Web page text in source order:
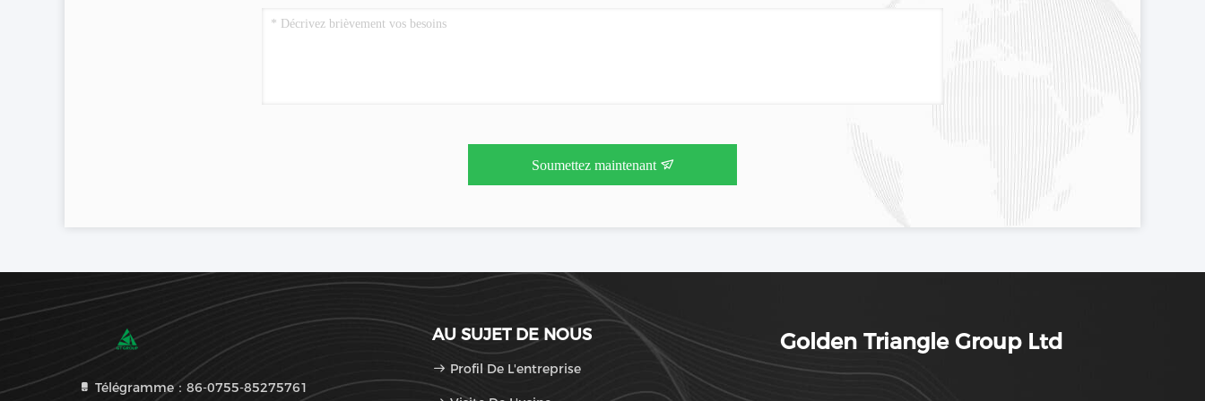
Soumettez maintenant
Télégramme：86-0755-85275761
AU SUJET DE NOUS
Profil De L'entreprise
Golden Triangle Group Ltd